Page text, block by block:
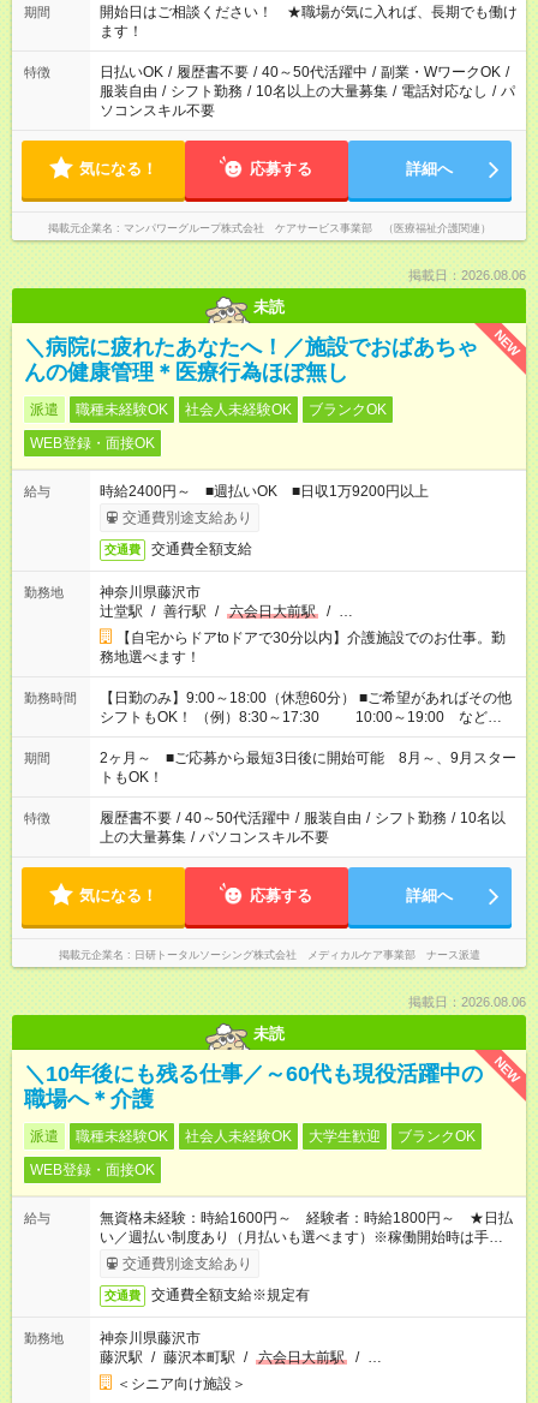
派遣法（日雇い派遣の原則禁止）により、短時間・短期間の就
業はご案内が難しい場合があります
期間
開始日はご相談ください！ ★職場が気に入れば、長期でも働け
ます！
特徴 日払いOK / 履歴書不要 / 40～50代活躍中 / 副業・WワークOK /
服装自由 / シフト勤務 / 10名以上の大量募集 / 電話対応なし / パ
ソコンスキル不要
気になる！ 応募する 詳細へ
掲載元企業名 マンパワーグループ株式会社 ケアサービス事業部 （医療福祉介護関連）
掲載日：2026.08.06
未読
NEW
＼病院に疲れたあなたへ！／施設でおばあちゃ
んの健康管理＊医療行為ほぼ無し
派遣 職種未経験OK 社会人未経験OK
ブランクOK
WEB登録・面接OK
給与
時給2400円～ ■週払いOK ■日収1万9200円以上
交通費別途支給あり
交通費 交通費全額支給
勤務地
神奈川県藤沢市
辻堂駅 / 善行駅 / 六会日大前駅 / …
【自宅からドアtoドアで30分以内】介護施設でのお仕事。勤
務地選べます！
勤務時間
【日勤のみ】9:00～18:00（休憩60分） ■ご希望があればその他
シフトもOK！ （例）8:30～17:30 10:00～19:00 など
「家族とお休みを合わせたい」 「できれば残業はしたくない」
など、あなたのご希望に沿ったお仕事をご紹介します！ ※Wワ
ーク希望の方へ 今ご覧のお仕事で希望する勤務時間と、もう1つ
のお仕事の勤務時間。 合計で週40時間を超える場合は応募でき
ません
期間
2ヶ月～ ■ご応募から最短3日後に開始可能 8月～、9月スター
トもOK！
特徴 履歴書不要 / 40～50代活躍中 / 服装自由 / シフト勤務 / 10名以
上の大量募集 / パソコンスキル不要
気になる！ 応募する 詳細へ
掲載元企業名 日研トータルソーシング株式会社 メディカルケア事業部 ナース派遣
掲載日：2026.08.06
未読
NEW
＼10年後にも残る仕事／～60代も現役活躍中の
職場へ＊介護
派遣 職種未経験OK 社会人未経験OK 大学生歓迎
ブランクOK
WEB登録・面接OK
給与
無資格未経験：時給1600円～ 経験者：時給1800円～ ★日払
い／週払い制度あり（月払いも選べます）※稼働開始時は手続き
完了次第のお支払いとなります。
交通費別途支給あり
交通費 交通費全額支給※規定有
勤務地
神奈川県藤沢市
藤沢駅 / 藤沢本町駅 / 六会日大前駅 / …
＜シニア向け施設＞